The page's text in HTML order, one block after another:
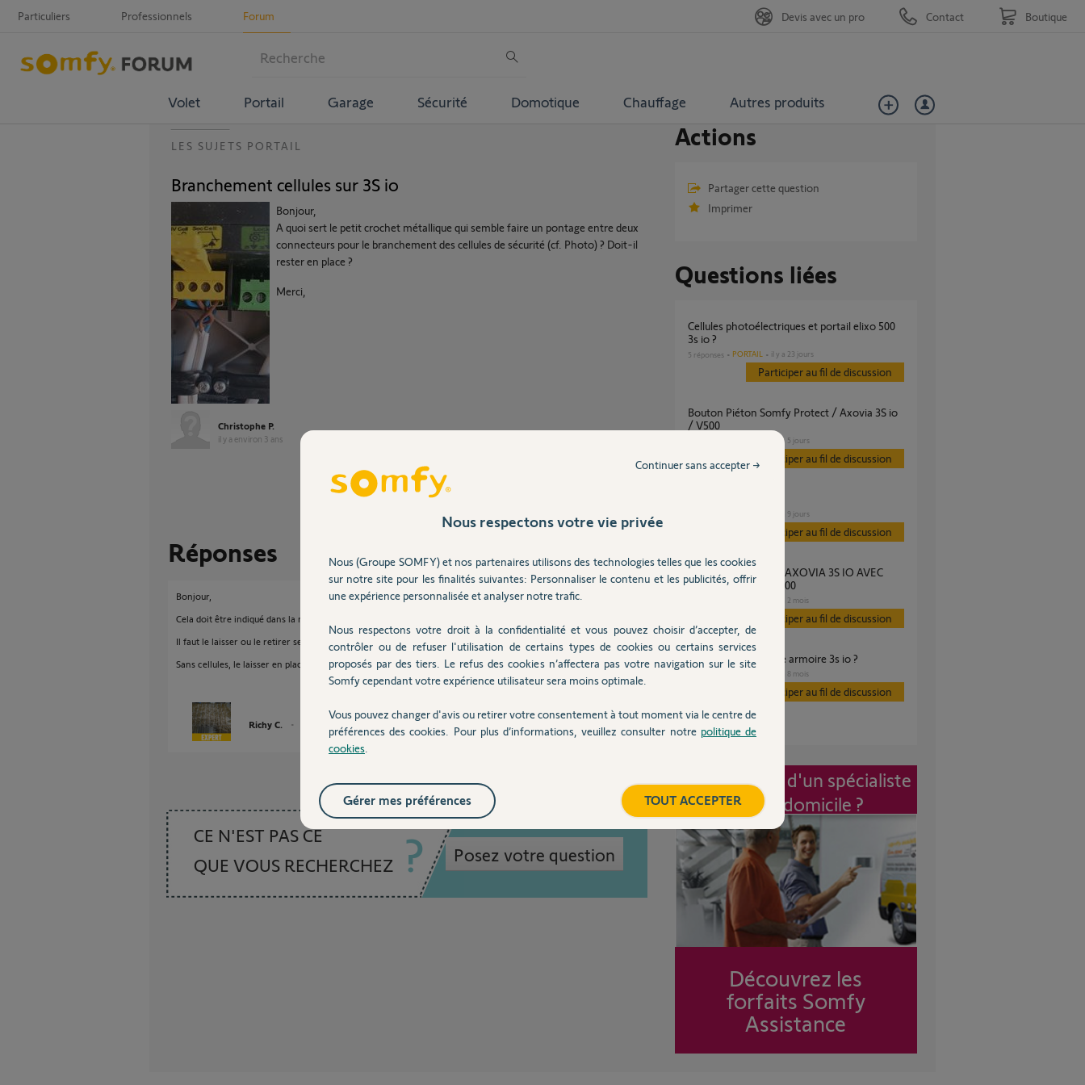
Particuliers Professionnels Forum
Volet Portail Garage Sécurité Domotique Chauffage Autres produits
Devis avec un pro Contact Boutique
LES SUJETS PORTAIL
Branchement cellules sur 3S io
Bonjour,
A quoi sert le petit crochet métallique qui semble faire un pontage entre deux
connecteurs pour le branchement des cellules de sécurité (cf. Photo) ? Doit-il
rester en place ?
Merci,
Christophe P.
il y a environ 3 ans
Participer au fil de discussion
Réponses
Bonjour,
Cela doit être indiqué dans la notice.
Il faut le laisser ou le retirer selon le type de cellules installées.
Sans cellules, le laisser en place.
Richy C. il y a environ 3 ans
CE N'EST PAS CE
QUE VOUS RECHERCHEZ
Posez votre question
Actions
Partager cette question
Imprimer
Questions liées
Cellules photoélectriques et portail elixo 500
3s io ?
5 réponses PORTAIL il y a 23 jours
Participer au fil de discussion
Bouton Piéton Somfy Protect / Axovia 3S io
/ V500
il y a 5 jours
Participer au fil de discussion
il y a 9 jours
Participer au fil de discussion
Piloter mon moteur AXOVIA 3S IO AVEC
PLATINE DE RUE V400
il y a 2 mois
Participer au fil de discussion
programation célulle armoire 3s io ?
il y a 8 mois
Participer au fil de discussion
Intervention d'un spécialiste
à mon domicile ?
Découvrez les
forfaits Somfy
Assistance
Nous respectons votre vie privée
Nous (Groupe SOMFY) et nos partenaires utilisons des technologies telles que les cookies
sur notre site pour les finalités suivantes: Personnaliser le contenu et les publicités, offrir
une expérience personnalisée et analyser notre trafic.
Nous respectons votre droit à la confidentialité et vous pouvez choisir d’accepter, de
contrôler ou de refuser l'utilisation de certains types de cookies ou certains services
proposés par des tiers. Le refus des cookies n’affectera pas votre navigation sur le site
Somfy cependant votre expérience utilisateur sera moins optimale.
Vous pouvez changer d'avis ou retirer votre consentement à tout moment via le centre de
préférences des cookies. Pour plus d’informations, veuillez consulter notre politique de
cookies
Continuer sans accepter →
TOUT ACCEPTER
Gérer mes préférences